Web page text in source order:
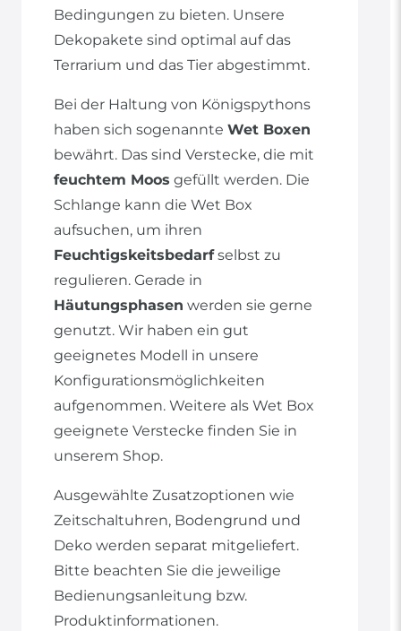
Bedingungen zu bieten. Unsere
Dekopakete sind optimal auf das
Terrarium und das Tier abgestimmt.
Bei der Haltung von Königspythons
haben sich sogenannte Wet Boxen
bewährt. Das sind Verstecke, die mit
feuchtem Moos gefüllt werden. Die
Schlange kann die Wet Box
aufsuchen, um ihren
Feuchtigskeitsbedarfselbst zu
regulieren. Gerade in
Häutungsphasen werden sie gerne
genutzt. Wir haben ein gut
geeignetes Modell in unsere
Konfigurationsmöglichkeiten
aufgenommen. Weitere als Wet Box
geeignete Verstecke finden Sie in
unserem Shop.
Ausgewählte Zusatzoptionen wie
Zeitschaltuhren, Bodengrund und
Deko werden separat mitgeliefert.
Bitte beachten Sie die jeweilige
Bedienungsanleitung bzw.
Produktinformationen.